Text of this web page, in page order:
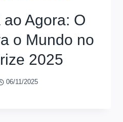
Agora: O
o Mundo no
2025
06/11/2025